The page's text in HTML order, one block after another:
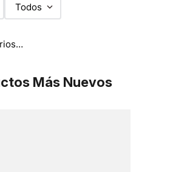
Todos
Más Nuevos